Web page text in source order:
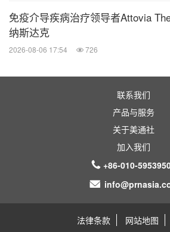
免疫介导疾病治疗领导者Attovia
纳斯达克
2026-08-06 17:54 726
联系我们
产品与服务
关于美通社
加入我们
+86-010-
法律条款 网站地图